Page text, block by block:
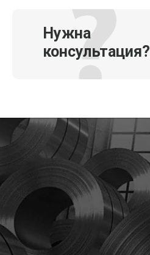
Нужна
консультация?